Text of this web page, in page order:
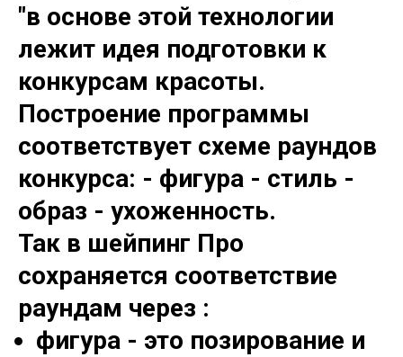
"в основе этой технологии
лежит идея подготовки к
конкурсам красоты.
Построение программы
соответствует схеме раундов
конкурса: - фигура - стиль -
образ - ухоженность.
Так в шейпинг Про
сохраняется соответствие
раундам через :
фигура - это позирование и